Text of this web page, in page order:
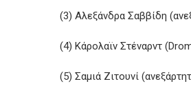
(3) Αλεξάνδρα Σαββίδη
(4) Κάρολαϊν Στέναρντ
(5) Σαμιά Ζιτουνί